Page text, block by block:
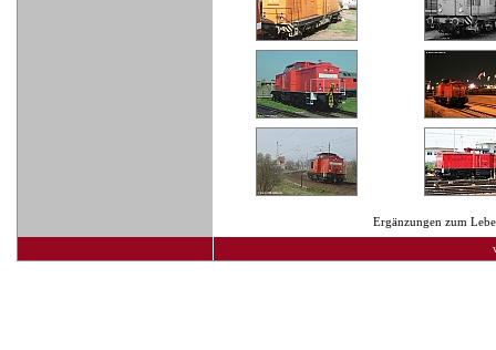
Ergänzungen zum